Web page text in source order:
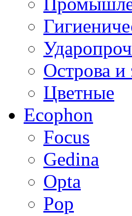
Острова и
Цветные
Ecophon
Focus
Gedina
Opta
Pop